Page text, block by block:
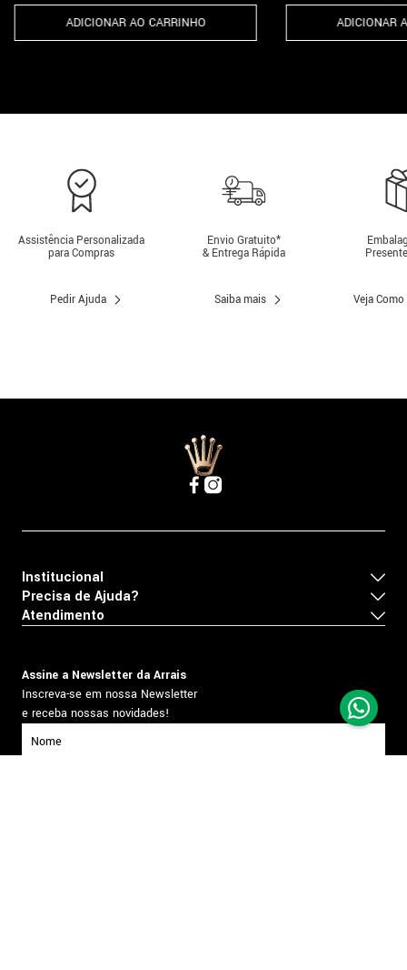
ADICIONAR AO CARRINHO
ADICIONAR
Assistência Personalizada
para Compras
Pedir Ajuda
Envio Gratuito*
& Entrega Rápida
Saiba mais Veja
Institucional
Precisa de Ajuda?
Atendimento
Assine a Newsletter da Arrais
Inscreva-se em nossa Newsletter
e receba nossas novidades!